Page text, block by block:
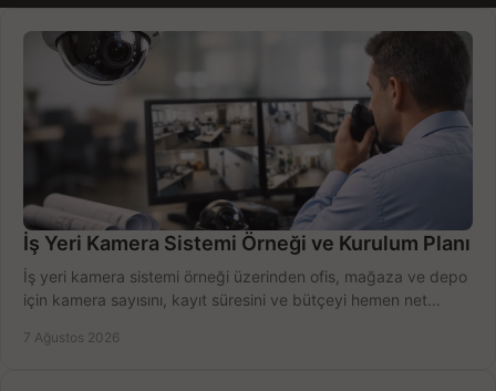
İş Yeri Kamera Sistemi Örneği ve Kurulum Planı
İş yeri kamera sistemi örneği üzerinden ofis, mağaza ve depo
için kamera sayısını, kayıt süresini ve bütçeyi hemen net
7 Ağustos 2026